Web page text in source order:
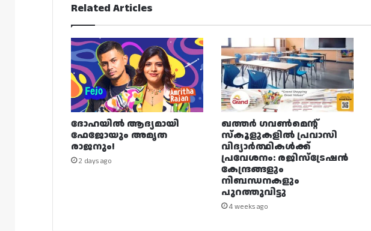
Related Articles
ദോഹയിൽ ആദ്യമായി
ഫേജോയും അമൃത
രാജനും!
2 days ago
ഖത്തർ ഗവൺമെന്റ്
സ്കൂളുകളിൽ പ്രവാസി
വിദ്യാർത്ഥികൾക്ക്
പ്രവേശനം: രജിസ്ട്രേഷൻ
കേന്ദ്രങ്ങളും
നിബന്ധനകളും
പുറത്തുവിട്ടു
4 weeks ago